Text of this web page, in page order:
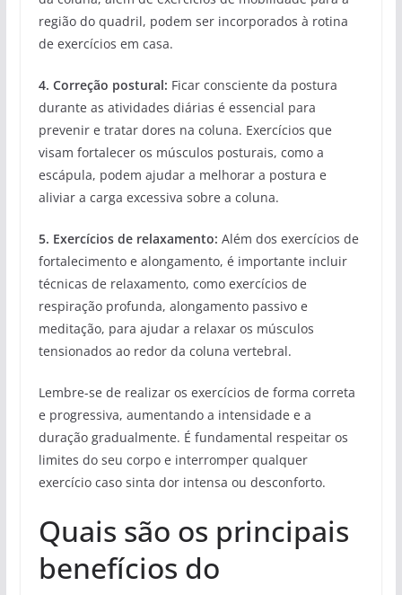
região do quadril, podem ser incorporados à rotina
de exercícios em casa.
4. Correção postural: Ficar consciente da postura
durante as atividades diárias é essencial para
prevenir e tratar dores na coluna. Exercícios que
visam fortalecer os músculos posturais, como a
escápula, podem ajudar a melhorar a postura e
aliviar a carga excessiva sobre a coluna.
5. Exercícios de relaxamento: Além dos exercícios de
fortalecimento e alongamento, é importante incluir
técnicas de relaxamento, como exercícios de
respiração profunda, alongamento passivo e
meditação, para ajudar a relaxar os músculos
tensionados ao redor da coluna vertebral.
Lembre-se de realizar os exercícios de forma correta
e progressiva, aumentando a intensidade e a
duração gradualmente. É fundamental respeitar os
limites do seu corpo e interromper qualquer
exercício caso sinta dor intensa ou desconforto.
Quais são os principais
benefícios do